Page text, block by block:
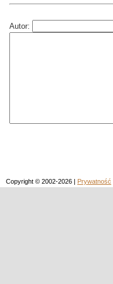
Autor:
Copyright © 2002-2026 | Prywatność